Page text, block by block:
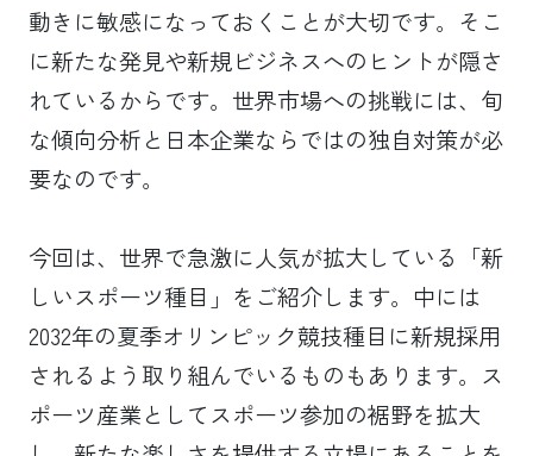
動きに敏感になっておくことが大切です。そこ
に新たな発見や新規ビジネスへのヒントが隠さ
れているからです。世界市場への挑戦には、旬
な傾向分析と日本企業ならではの独自対策が必
要なのです。
今回は、世界で急激に人気が拡大している「新
しいスポーツ種目」をご紹介します。中には
2032年の夏季オリンピック競技種目に新規採用
されるよう取り組んでいるものもあります。ス
ポーツ産業としてスポーツ参加の裾野を拡大